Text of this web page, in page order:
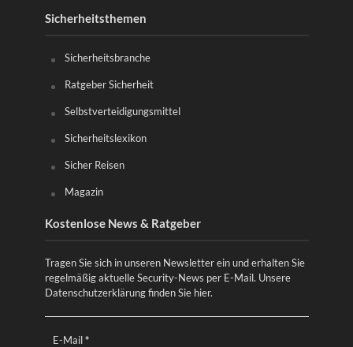
Sicherheitsthemen
Sicherheitsbranche
Ratgeber Sicherheit
Selbstverteidigungsmittel
Sicherheitslexikon
Sicher Reisen
Magazin
Kostenlose News & Ratgeber
Tragen Sie sich in unseren Newsletter ein und erhalten Sie
regelmäßig aktuelle Security-News per E-Mail. Unsere
Datenschutzerklärung finden Sie hier.
E-Mail*